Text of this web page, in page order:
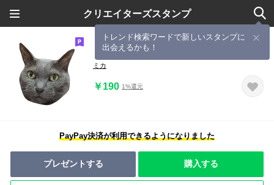
クリエイターズスタンプ
トレンド検索ワードで新しいスタンプに
出会えるかも！
ロピのスタンプ
ミカ
￥190 1%還元
PayPay決済が利用できるようになりました
プレゼントする 購入する